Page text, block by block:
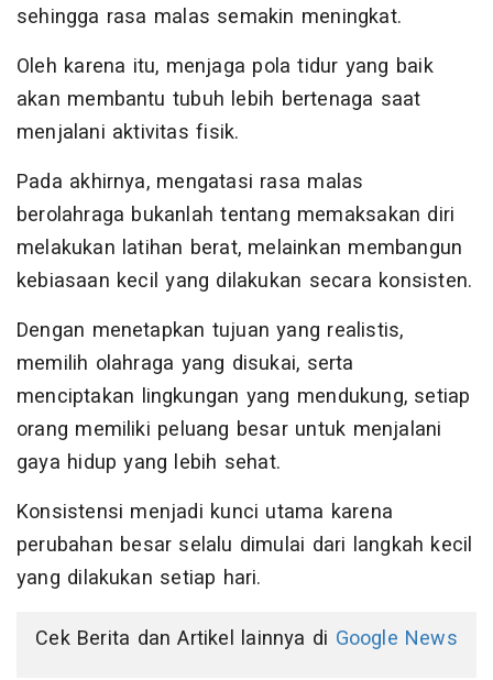
sehingga rasa malas semakin meningkat.
Oleh karena itu, menjaga pola tidur yang baik
akan membantu tubuh lebih bertenaga saat
menjalani aktivitas fisik.
Pada akhirnya, mengatasi rasa malas
berolahraga bukanlah tentang memaksakan diri
melakukan latihan berat, melainkan membangun
kebiasaan kecil yang dilakukan secara konsisten.
Dengan menetapkan tujuan yang realistis,
memilih olahraga yang disukai, serta
menciptakan lingkungan yang mendukung, setiap
orang memiliki peluang besar untuk menjalani
gaya hidup yang lebih sehat.
Konsistensi menjadi kunci utama karena
perubahan besar selalu dimulai dari langkah kecil
yang dilakukan setiap hari.
Cek Berita dan Artikel lainnya di Google News